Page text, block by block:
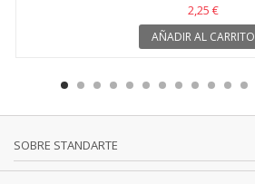
2,25 €
AÑADIR AL CARRITO
SOBRE STANDARTE